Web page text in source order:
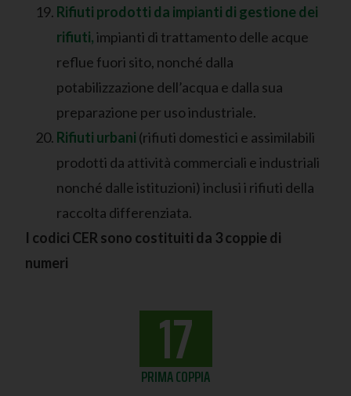
Rifiuti prodotti da impianti di gestione dei
rifiuti,impianti di trattamento delle acque
reflue fuori sito, nonché dalla
potabilizzazione dell’acqua e dalla sua
preparazione per uso industriale.
Rifiuti urbani (rifiuti domestici e assimilabili
prodotti da attività commerciali e industriali
nonché dalle istituzioni) inclusi i rifiuti della
raccolta differenziata.
I codici CER sono costituiti da 3 coppie di
numeri
17
PRIMA COPPIA